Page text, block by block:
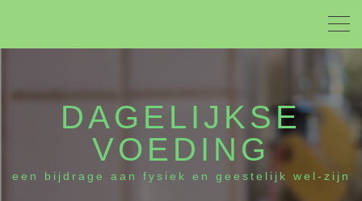
DAGELIJKSE
VOEDING
een bijdrage aan fysiek en geestelijk wel-zijn